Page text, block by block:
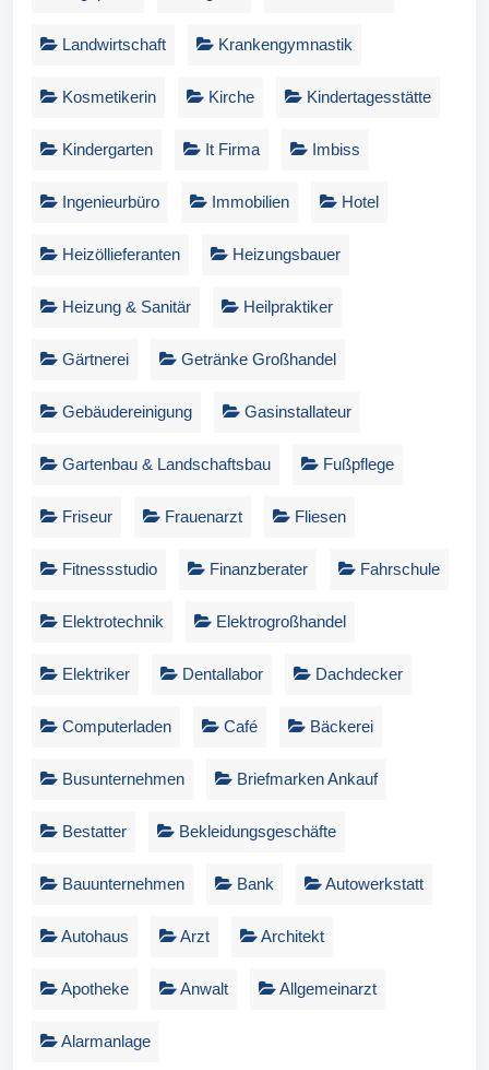
Landwirtschaft Krankengymnastik
Kosmetikerin Kirche Kindertagesstätte
Kindergarten It Firma Imbiss
Ingenieurbüro Immobilien Hotel
Heizöllieferanten Heizungsbauer
Heizung & Sanitär Heilpraktiker
Gärtnerei Getränke Großhandel
Gebäudereinigung Gasinstallateur
Gartenbau & Landschaftsbau Fußpflege
Friseur Frauenarzt Fliesen
Fitnessstudio Finanzberater Fahrschule
Elektrotechnik Elektrogroßhandel
Elektriker Dentallabor Dachdecker
Computerladen Café Bäckerei
Busunternehmen Briefmarken Ankauf
Bestatter Bekleidungsgeschäfte
Bauunternehmen Bank Autowerkstatt
Autohaus Arzt Architekt
Apotheke Anwalt Allgemeinarzt
Alarmanlage